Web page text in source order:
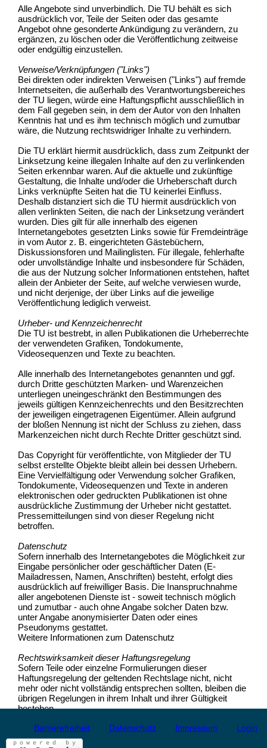
Alle Angebote sind unverbindlich. Die TU behält es sich
ausdrücklich vor, Teile der Seiten oder das gesamte
Angebot ohne gesonderte Ankündigung zu verändern, zu
ergänzen, zu löschen oder die Veröffentlichung zeitweise
oder endgültig einzustellen.
Verweise/Verknüpfungen ("Links")
Bei direkten oder indirekten Verweisen ("Links") auf fremde
Internetseiten, die außerhalb des Verantwortungsbereiches
der TU liegen, würde eine Haftungspflicht ausschließlich in
dem Fall gegeben sein, in dem der Autor von den Inhalten
Kenntnis hat und es ihm technisch möglich und zumutbar
wäre, die Nutzung rechtswidriger Inhalte zu verhindern.
Die TU erklärt hiermit ausdrücklich, dass zum Zeitpunkt der
Linksetzung keine illegalen Inhalte auf den zu verlinkenden
Seiten erkennbar waren. Auf die aktuelle und zukünftige
Gestaltung, die Inhalte und/oder die Urheberschaft durch
Links verknüpfte Seiten hat die TU keinerlei Einfluss.
Deshalb distanziert sich die TU hiermit ausdrücklich von
allen verlinkten Seiten, die nach der Linksetzung verändert
wurden. Dies gilt für alle innerhalb des eigenen
Internetangebotes gesetzten Links sowie für Fremdeinträge
in vom Autor z. B. eingerichteten Gästebüchern,
Diskussionsforen und Mailinglisten. Für illegale, fehlerhafte
oder unvollständige Inhalte und insbesondere für Schäden,
die aus der Nutzung solcher Informationen entstehen, haftet
allein der Anbieter der Seite, auf welche verwiesen wurde,
und nicht derjenige, der über Links auf die jeweilige
Veröffentlichung lediglich verweist.
Urheber- und Kennzeichenrecht
Die TU ist bestrebt, in allen Publikationen die Urheberrechte
der verwendeten Grafiken, Tondokumente,
Videosequenzen und Texte zu beachten.
Alle innerhalb des Internetangebotes genannten und ggf.
durch Dritte geschützten Marken- und Warenzeichen
unterliegen uneingeschränkt den Bestimmungen des
jeweils gültigen Kennzeichenrechts und den Besitzrechten
der jeweiligen eingetragenen Eigentümer. Allein aufgrund
der bloßen Nennung ist nicht der Schluss zu ziehen, dass
Markenzeichen nicht durch Rechte Dritter geschützt sind.
Das Copyright für veröffentlichte, von Mitglieder der TU
selbst erstellte Objekte bleibt allein bei dessen Urhebern.
Eine Vervielfältigung oder Verwendung solcher Grafiken,
Tondokumente, Videosequenzen und Texte in anderen
elektronischen oder gedruckten Publikationen ist ohne
ausdrückliche Zustimmung der Urheber nicht gestattet.
Pressemitteilungen sind von dieser Regelung nicht
betroffen.
Datenschutz
Sofern innerhalb des Internetangebotes die Möglichkeit zur
Eingabe persönlicher oder geschäftlicher Daten (E-
Mailadressen, Namen, Anschriften) besteht, erfolgt dies
ausdrücklich auf freiwilliger Basis. Die Inanspruchnahme
aller angebotenen Dienste ist - soweit technisch möglich
und zumutbar - auch ohne Angabe solcher Daten bzw.
unter Angabe anonymisierter Daten oder eines
Pseudonyms gestattet.
Weitere Informationen zum Datenschutz
Rechtswirksamkeit dieser Haftungsregelung
Sofern Teile oder einzelne Formulierungen dieser
Haftungsregelung der geltenden Rechtslage nicht, nicht
mehr oder nicht vollständig entsprechen sollten, bleiben die
übrigen Regelungen in ihrem Inhalt und ihrer Gültigkeit
bestehen.
Barrierefreiheit Datenschutz Impressum Login